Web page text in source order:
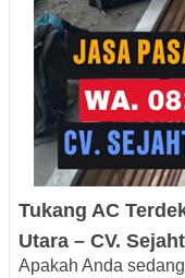
Tukang AC
Utara – CV.
Apakah Anda